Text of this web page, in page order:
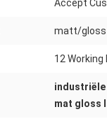
Accept
matt/gloss
12 Working
mat gloss